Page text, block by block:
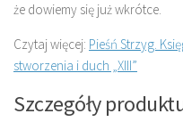
że dowiemy się już wkrótce.
Czytaj więcej: Pieśń Strzyg.
stworzenia i duch „XIII”
Szczegóły